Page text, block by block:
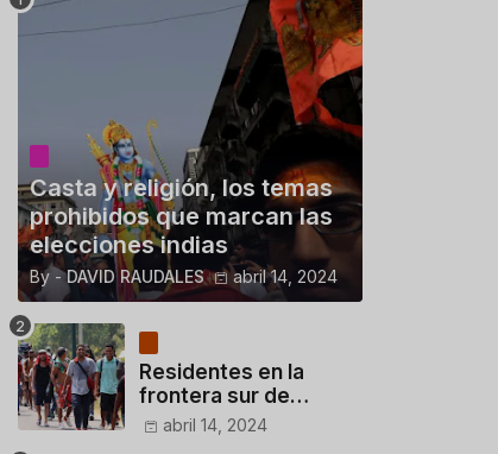
Casta y religión, los temas
prohibidos que marcan las
elecciones indias
By - DAVID RAUDALES abril 14, 2024
Residentes en la
frontera sur de
México critican a
abril 14, 2024